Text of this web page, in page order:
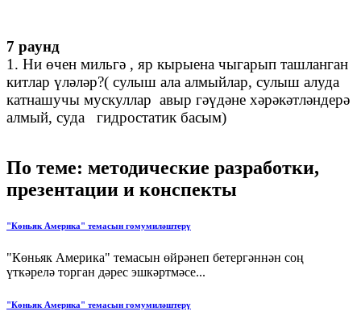
7 раунд
1. Ни өчен мильгә , яр кырыена чыгарып ташланган
китлар үләләр?( сулыш ала алмыйлар, сулыш алуда
катнашучы мускуллар авыр гәүдәне хәрәкәтләндерә
алмый, суда гидростатик басым)
По теме: методические разработки,
презентации и конспекты
"Көньяк Америка" темасын гомумиләштерү
"Көньяк Америка" темасын өйрәнеп бетергәннән соң
үткәрелә торган дәрес эшкәртмәсе...
"Көньяк Америка" темасын гомумиләштерү